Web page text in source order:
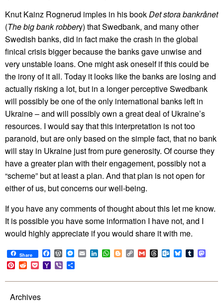
Knut Kainz Rognerud imples in his book Det stora bankrånet
(The big bank robbery) that Swedbank, and many other
Swedish banks, did in fact make the crash in the global
finical crisis bigger because the banks gave unwise and
very unstable loans. One might ask oneself if this could be
the irony of it all. Today it looks like the banks are losing and
actually risking a lot, but in a longer perceptive Swedbank
will possibly be one of the only international banks left in
Ukraine – and will possibly own a great deal of Ukraine’s
resources. I would say that this interpretation is not too
paranoid, but are only based on the simple fact, that no bank
will stay in Ukraine just from pure generosity. Of course they
have a greater plan with their engagement, possibly not a
“scheme” but at least a plan. And that plan is not open for
either of us, but concerns our well-being.
If you have any comments of thought about this let me know.
It is possible you have some information I have not, and I
would highly appreciate if you would share it with me.
Share Facebook
WordPress
Messenger
EmailLinkedIn
WhatsApp
BloggerCopy
Link
GmailThreadsOutlook.com
BlueskyTumblr
Pinterest
RedditPocketYahoo
Mail
Viber
Archives